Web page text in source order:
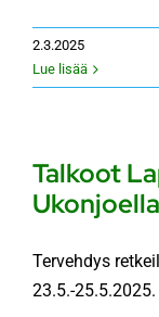
2.3.2025
Lue lisää
Talkoot
Ukonjoella
Tervehdys
23.5.-